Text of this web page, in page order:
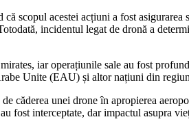
scopul acestei acțiuni a fost
incidentul legat de dronă a
iar operațiunile sale au fost
Unite (EAU) și altor națiuni din
căderea unei drone în apropierea
fost interceptate, dar impactul asupra